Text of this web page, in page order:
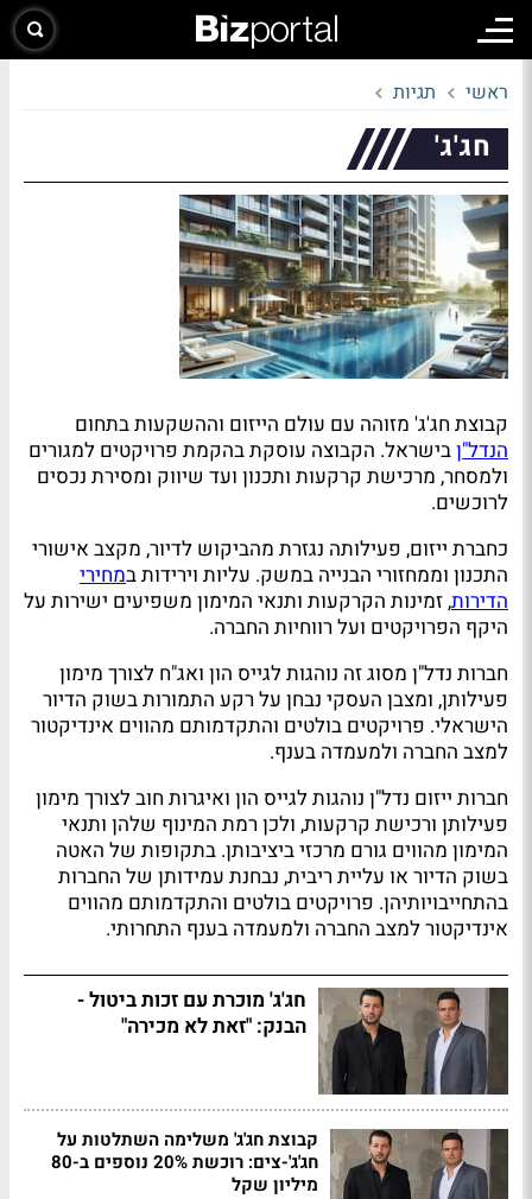
ראשי תגיות
חג'ג'
קבוצת חג'ג' מזוהה עם עולם הייזום וההשקעות בתחום
הנדל"ןבישראל. הקבוצה עוסקת בהקמת פרויקטים למגורים
ולמסחר, מרכישת קרקעות ותכנון ועד שיווק ומסירת נכסים
לרוכשים.
כחברת ייזום, פעילותה נגזרת מהביקוש לדיור, מקצב אישורי
התכנון וממחזורי הבנייה במשק. עליות וירידות במחירי
הדירות, זמינות הקרקעות ותנאי המימון משפיעים ישירות על
היקף הפרויקטים ועל רווחיות החברה.
חברות נדל"ן מסוג זה נוהגות לגייס הון ואג"ח לצורך מימון
פעילותן, ומצבן העסקי נבחן על רקע התמורות בשוק הדיור
הישראלי. פרויקטים בולטים והתקדמותם מהווים אינדיקטור
למצב החברה ולמעמדה בענף.
חברות ייזום נדל"ן נוהגות לגייס הון ואיגרות חוב לצורך מימון
פעילותן ורכישת קרקעות, ולכן רמת המינוף שלהן ותנאי
המימון מהווים גורם מרכזי ביציבותן. בתקופות של האטה
בשוק הדיור או עליית ריבית, נבחנת עמידותן של החברות
בהתחייבויותיהן. פרויקטים בולטים והתקדמותם מהווים
אינדיקטור למצב החברה ולמעמדה בענף התחרותי.
חג'ג' מוכרת עם זכות ביטול -
הבנק: "זאת לא מכירה"
קבוצת חג'ג' משלימה השתלטות על
חג'ג'-צים: רוכשת 20% נוספים ב-80
מיליון שקל